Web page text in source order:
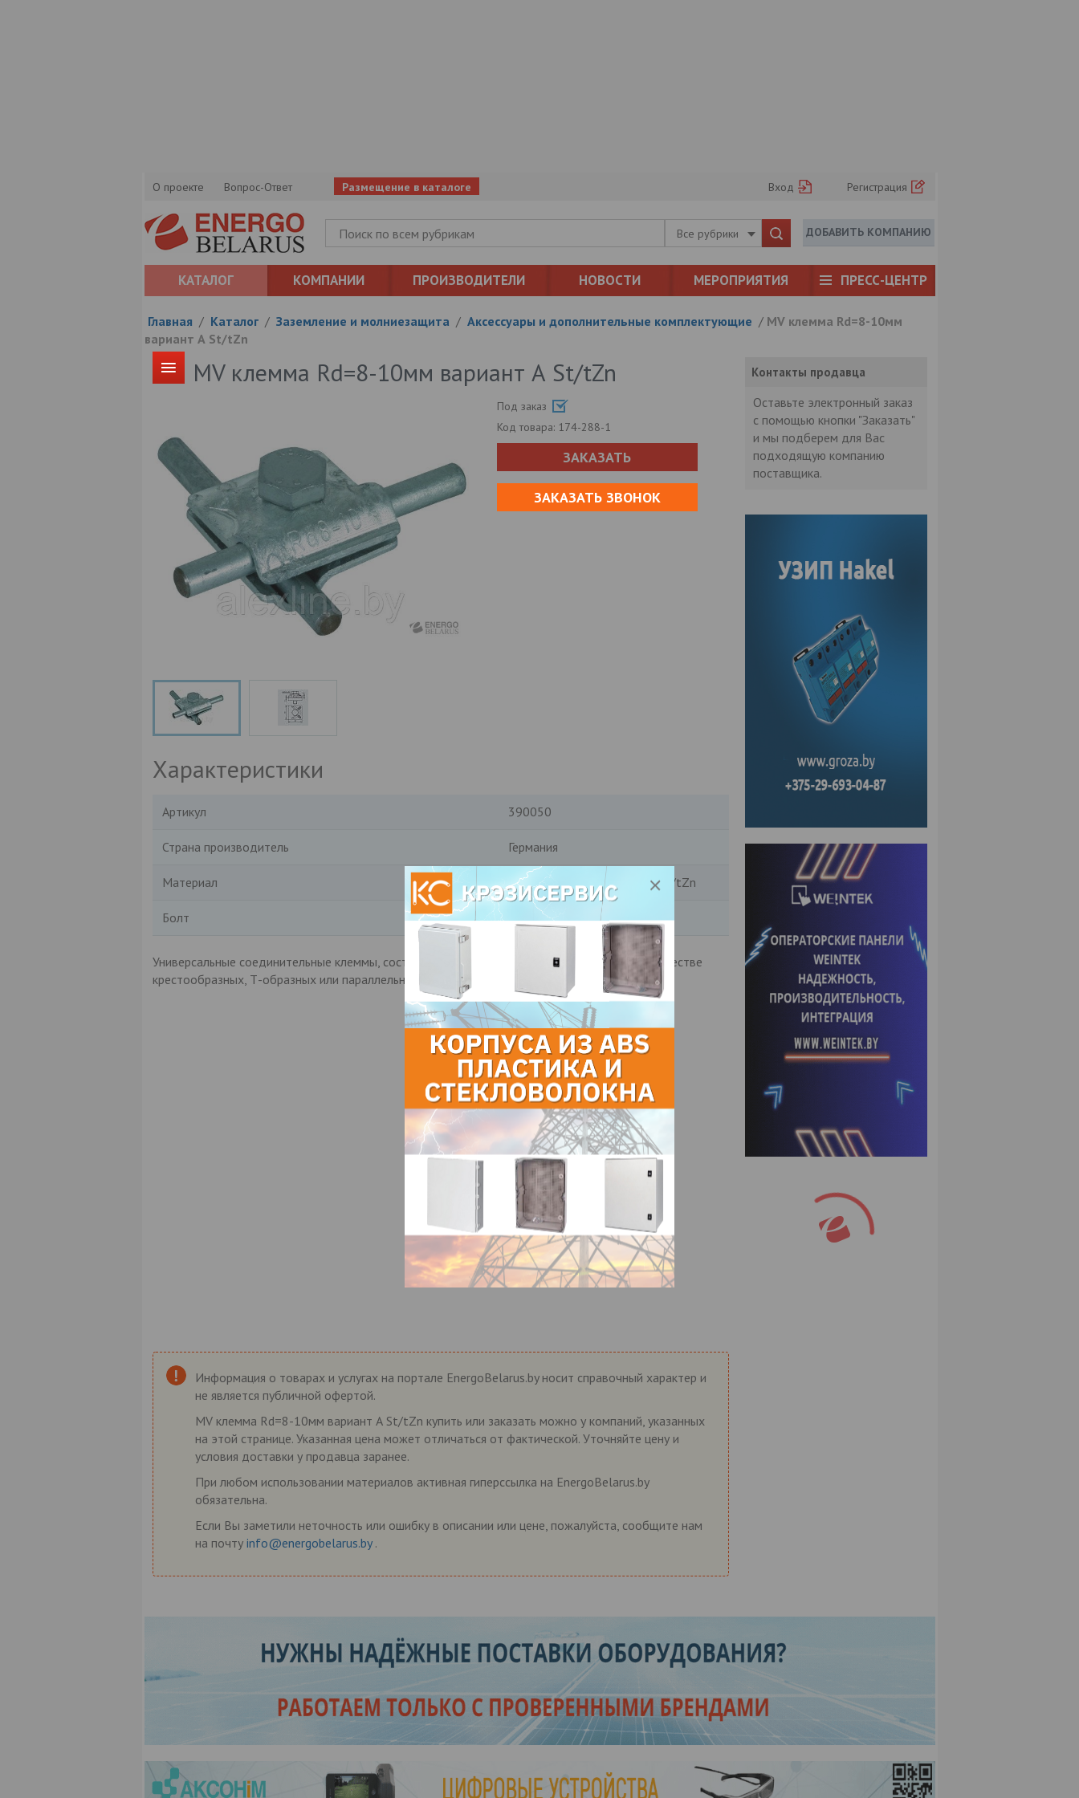
О проекте Вопрос-Ответ Размещение в каталоге Вход Регистрация
Все рубрики ДОБАВИТЬ КОМПАНИЮ
КАТАЛОГ КОМПАНИИ ПРОИЗВОДИТЕЛИ НОВОСТИ МЕРОПРИЯТИЯ ПРЕСС-ЦЕНТР
Главная / Каталог / Заземление и молниезащита / Аксессуары и дополнительные комплектующие / MV клемма Rd=8-10мм
вариант А St/tZn
MV клемма Rd=8-10мм вариант А St/tZn
Под заказ
Код товара: 174-288-1
ЗАКАЗАТЬ
ЗАКАЗАТЬ ЗВОНОК
Характеристики
Артикул 390050
Страна производитель Германия
Материал Сталь горячеоцинкованная St/tZn
Болт М10х30мм
Универсальные соединительные клеммы, состоящие из двух частей, для использования в качестве
крестообразных, Т-образных или параллельных клемм. Проводник 8-10 мм.
Контакты продавца
Оставьте электронный заказ
с помощью кнопки "Заказать"
и мы подберем для Вас
подходящую компанию
поставщика.
Информация о товарах и услугах на портале EnergoBelarus.by носит справочный характер и
не является публичной офертой.
MV клемма Rd=8-10мм вариант А St/tZn купить или заказать можно у компаний, указанных
на этой странице. Указанная цена может отличаться от фактической. Уточняйте цену и
условия доставки у продавца заранее.
При любом использовании материалов активная гиперссылка на EnergoBelarus.by
обязательна.
Если Вы заметили неточность или ошибку в описании или цене, пожалуйста, сообщите нам
на почту info@energobelarus.by .